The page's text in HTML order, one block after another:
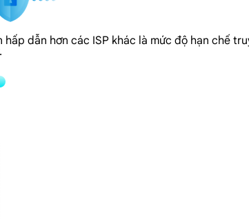
dẫn hơn các ISP khác là mức độ hạn chế